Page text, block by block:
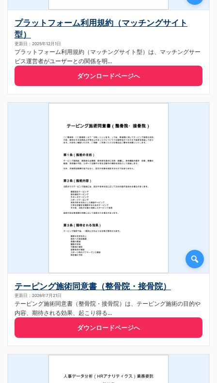
プラットフォーム利用規約（マッチングサイト
型）
更新日：2025年12月1日
プラットフォーム利用規約（マッチングサイト型）は、マッチングサー
ビス運営者がユーザーとの関係を明...
ダウンロードページへ
テーピング施術同意書（整骨院・接骨院）
更新日：2026年7月21日
テーピング施術同意書（整骨院・接骨院）は、テーピング施術の目的や
内容、期待される効果、起こり得る...
ダウンロードページへ